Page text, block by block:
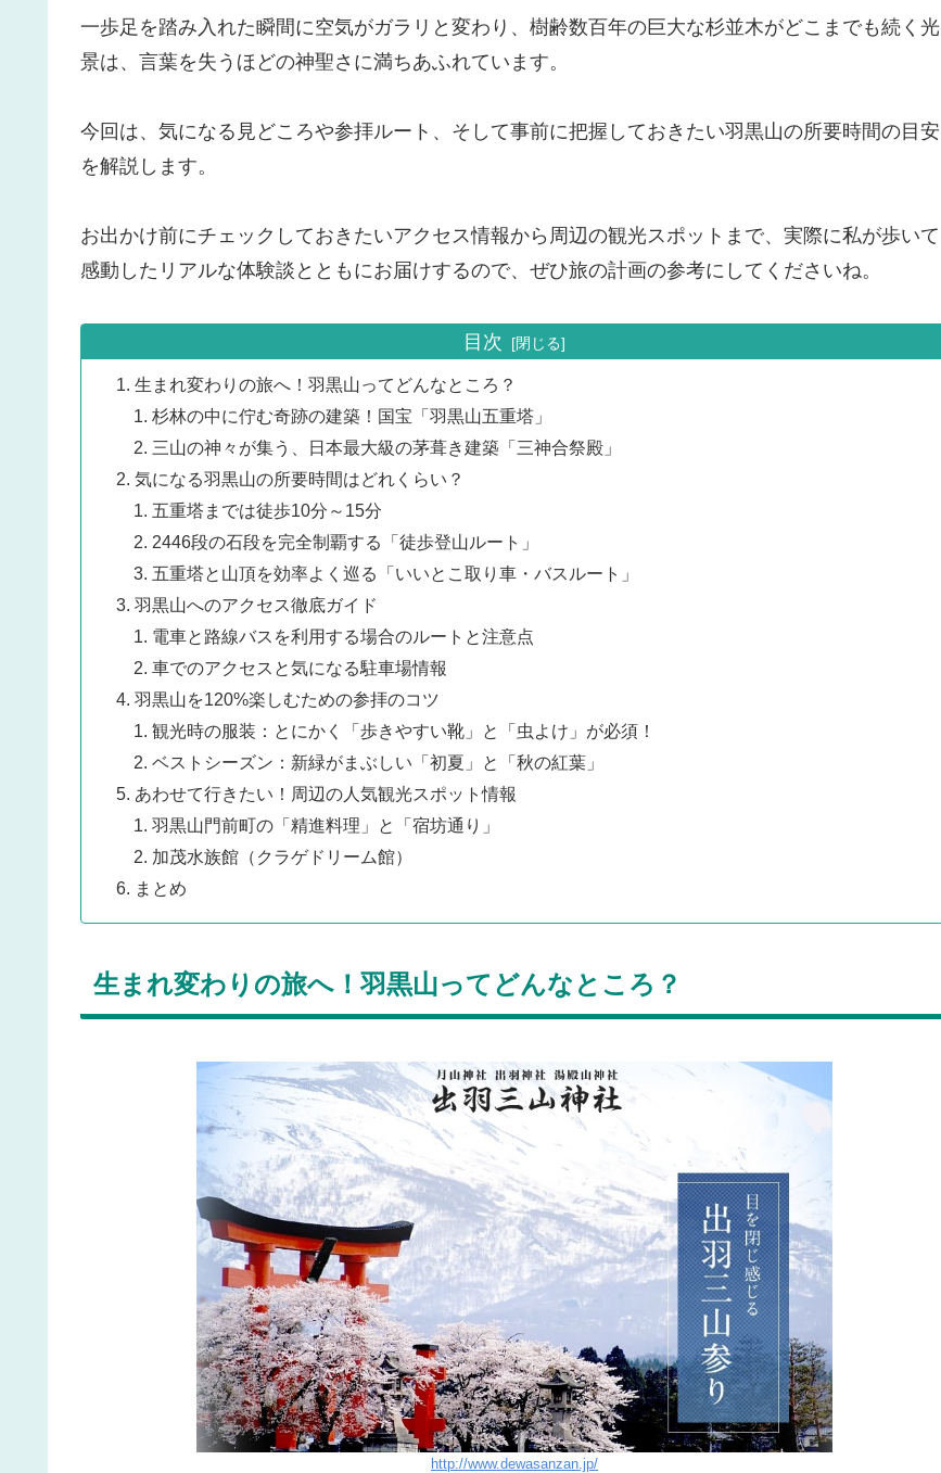
一歩足を踏み入れた瞬間に空気がガラリと変わり、樹齢数百年の巨大な杉並木がどこまでも続く光
景は、言葉を失うほどの神聖さに満ちあふれています。
今回は、気になる見どころや参拝ルート、そして事前に把握しておきたい羽黒山の所要時間の目安
を解説します。
お出かけ前にチェックしておきたいアクセス情報から周辺の観光スポットまで、実際に私が歩いて
感動したリアルな体験談とともにお届けするので、ぜひ旅の計画の参考にしてくださいね。
目次
生まれ変わりの旅へ！羽黒山ってどんなところ？
杉林の中に佇む奇跡の建築！国宝「羽黒山五重塔」
三山の神々が集う、日本最大級の茅葺き建築「三神合祭殿」
気になる羽黒山の所要時間はどれくらい？
五重塔までは徒歩10分～15分
2446段の石段を完全制覇する「徒歩登山ルート」
五重塔と山頂を効率よく巡る「いいとこ取り車・バスルート」
羽黒山へのアクセス徹底ガイド
電車と路線バスを利用する場合のルートと注意点
車でのアクセスと気になる駐車場情報
羽黒山を120%楽しむための参拝のコツ
観光時の服装：とにかく「歩きやすい靴」と「虫よけ」が必須！
ベストシーズン：新緑がまぶしい「初夏」と「秋の紅葉」
あわせて行きたい！周辺の人気観光スポット情報
羽黒山門前町の「精進料理」と「宿坊通り」
加茂水族館（クラゲドリーム館）
まとめ
生まれ変わりの旅へ！羽黒山ってどんなところ？
http://www.dewasanzan.jp/